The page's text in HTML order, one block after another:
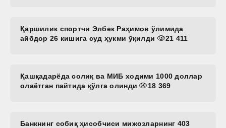
Қаршилик спортчи Элбек Раҳимов ўлимида
айбдор 26 кишига суд ҳукми ўқилди
21 411
Қашқадарёда солиқ ва МИБ ходими 1000 доллар
олаётган пайтида қўлга олинди
18 369
Банкнинг собиқ ҳисобчиси мижозларнинг 403